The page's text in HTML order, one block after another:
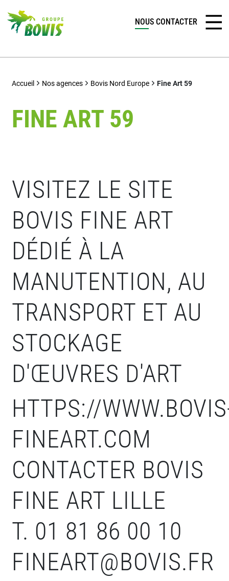
NOUS CONTACTER
Accueil Nos agences Bovis Nord Europe Fine Art 59
FINE ART 59
VISITEZ LE SITE
BOVIS FINE ART
DÉDIÉ À LA
MANUTENTION, AU
TRANSPORT ET AU
STOCKAGE
D'ŒUVRES D'ART
HTTPS://
FINEART.COM
CONTACTER BOVIS
FINE ART LILLE
T. 01 81 86 00 10
FINEART@BOVIS.FR